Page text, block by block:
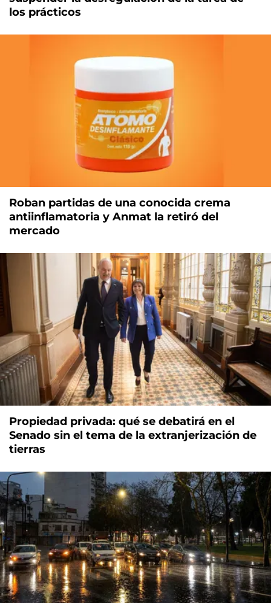
los prácticos
Roban partidas de una conocida crema
antiinflamatoria y Anmat la retiró del
mercado
Propiedad privada: qué se debatirá en el
Senado sin el tema de la extranjerización de
tierras